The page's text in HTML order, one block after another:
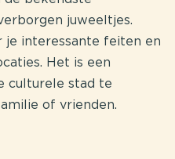
juweeltjes.
je interessante feiten en
Het is een
culturele stad te
of vrienden.